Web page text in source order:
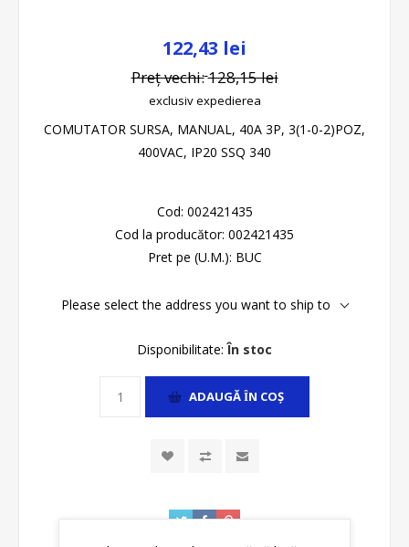
122,43 lei
Preț vechi:128,15 lei
exclusivexpedierea
COMUTATOR SURSA, MANUAL, 40A 3P, 3(1-0-2)POZ,
400VAC, IP20 SSQ 340
Cod: 002421435
Cod la producător: 002421435
Pret pe (U.M.): BUC
Please select the address you want to ship to
Disponibilitate: În stoc
ADAUGĂ ȊN COŞ